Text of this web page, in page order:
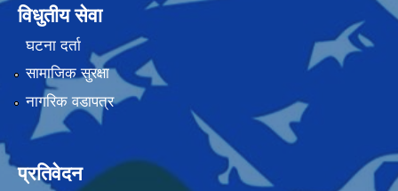
विधुतीय सेवा
घटना दर्ता
सामाजिक सुरक्षा
नागरिक वडापत्र
प्रतिवेदन